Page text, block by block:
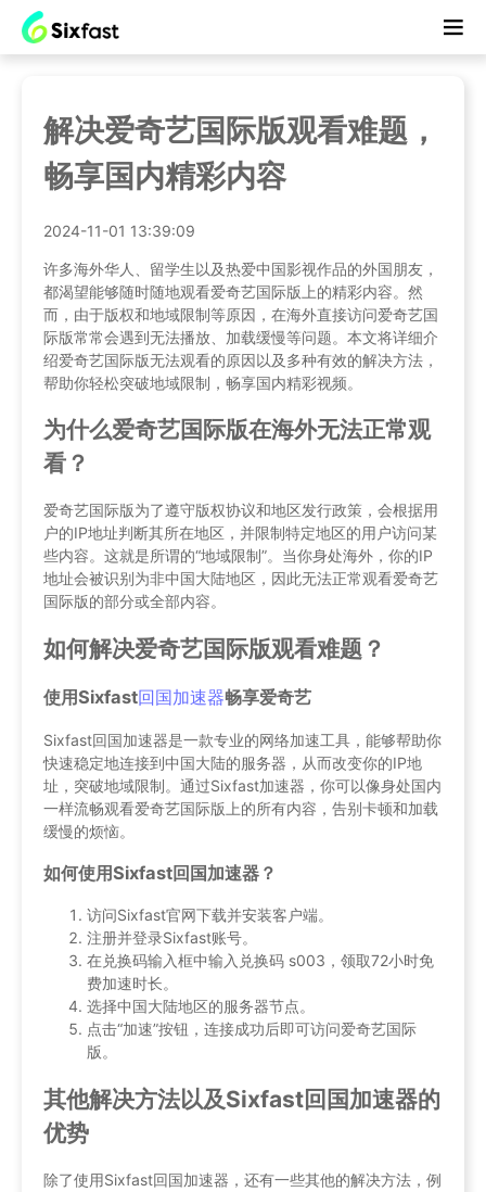
解决爱奇艺国际版观看难题，
畅享国内精彩内容
2024-11-01 13:39:09
许多海外华人、留学生以及热爱中国影视作品的外国朋友，
都渴望能够随时随地观看爱奇艺国际版上的精彩内容。然
而，由于版权和地域限制等原因，在海外直接访问爱奇艺国
际版常常会遇到无法播放、加载缓慢等问题。本文将详细介
绍爱奇艺国际版无法观看的原因以及多种有效的解决方法，
帮助你轻松突破地域限制，畅享国内精彩视频。
为什么爱奇艺国际版在海外无法正常观
看？
爱奇艺国际版为了遵守版权协议和地区发行政策，会根据用
户的IP地址判断其所在地区，并限制特定地区的用户访问某
些内容。这就是所谓的“地域限制”。当你身处海外，你的IP
地址会被识别为非中国大陆地区，因此无法正常观看爱奇艺
国际版的部分或全部内容。
如何解决爱奇艺国际版观看难题？
使用Sixfast回国加速器畅享爱奇艺
Sixfast回国加速器是一款专业的网络加速工具，能够帮助你
快速稳定地连接到中国大陆的服务器，从而改变你的IP地
址，突破地域限制。通过Sixfast加速器，你可以像身处国内
一样流畅观看爱奇艺国际版上的所有内容，告别卡顿和加载
缓慢的烦恼。
如何使用Sixfast回国加速器？
访问Sixfast官网下载并安装客户端。
注册并登录Sixfast账号。
在兑换码输入框中输入兑换码 s003，领取72小时免
费加速时长。
选择中国大陆地区的服务器节点。
点击“加速”按钮，连接成功后即可访问爱奇艺国际
版。
其他解决方法以及Sixfast回国加速器的
优势
除了使用Sixfast回国加速器，还有一些其他的解决方法，例